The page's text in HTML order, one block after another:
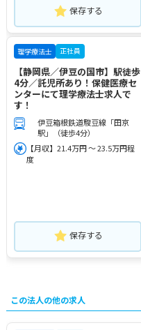
保存する
理学療法士 正社員
【静岡県／伊豆の国市】駅徒歩
4分／託児所あり！保健医療セ
ンターにて理学療法士求人で
す！
伊豆箱根鉄道駿豆線「田京
駅」（徒歩4分）
【月収】21.4万円 ～ 23.5万円程
度
保存する
この法人の他の求人